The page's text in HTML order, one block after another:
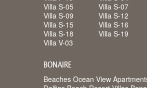
Villa S-05
Villa S-07
Villa S-09
Villa S-12
Villa S-15
Villa S-16
Villa S-18
Villa S-19
Villa V-03
BONAIRE